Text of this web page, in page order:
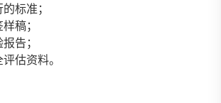
标准；
稿；
告；
估资料。